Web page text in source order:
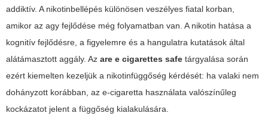
addiktív. A nikotinbellépés különösen veszélyes fiatal korban,
amikor az agy fejlődése még folyamatban van. A nikotin hatása a
kognitív fejlődésre, a figyelemre és a hangulatra kutatások által
alátámasztott aggály. Az are e cigarettes safe tárgyalása során
ezért kiemelten kezeljük a nikotinfüggőség kérdését: ha valaki nem
dohányzott korábban, az e-cigaretta használata valószínűleg
kockázatot jelent a függőség kialakulására.